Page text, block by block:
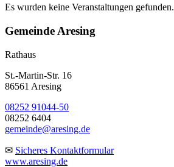
Es wurden keine Veranstaltungen gefunden.
Gemeinde Aresing
Rathaus
St.-Martin-Str. 16
86561 Aresing
08252 91044-50
08252 6404
gemeinde@aresing.de
✉ Sicheres Kontaktformular
www.aresing.de